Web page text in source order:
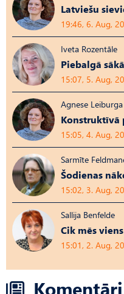
Latviešu
19:46, 6. Aug,
Iveta Rozentāle
Piebalgā
15:07, 5. Aug,
Agnese Leiburga
Konstruktīvā
15:05, 4. Aug,
Sarmīte
Šodienas
15:02, 3. Aug,
Sallija Benfelde
Cik mēs
15:01, 2. Aug,
Komentāri